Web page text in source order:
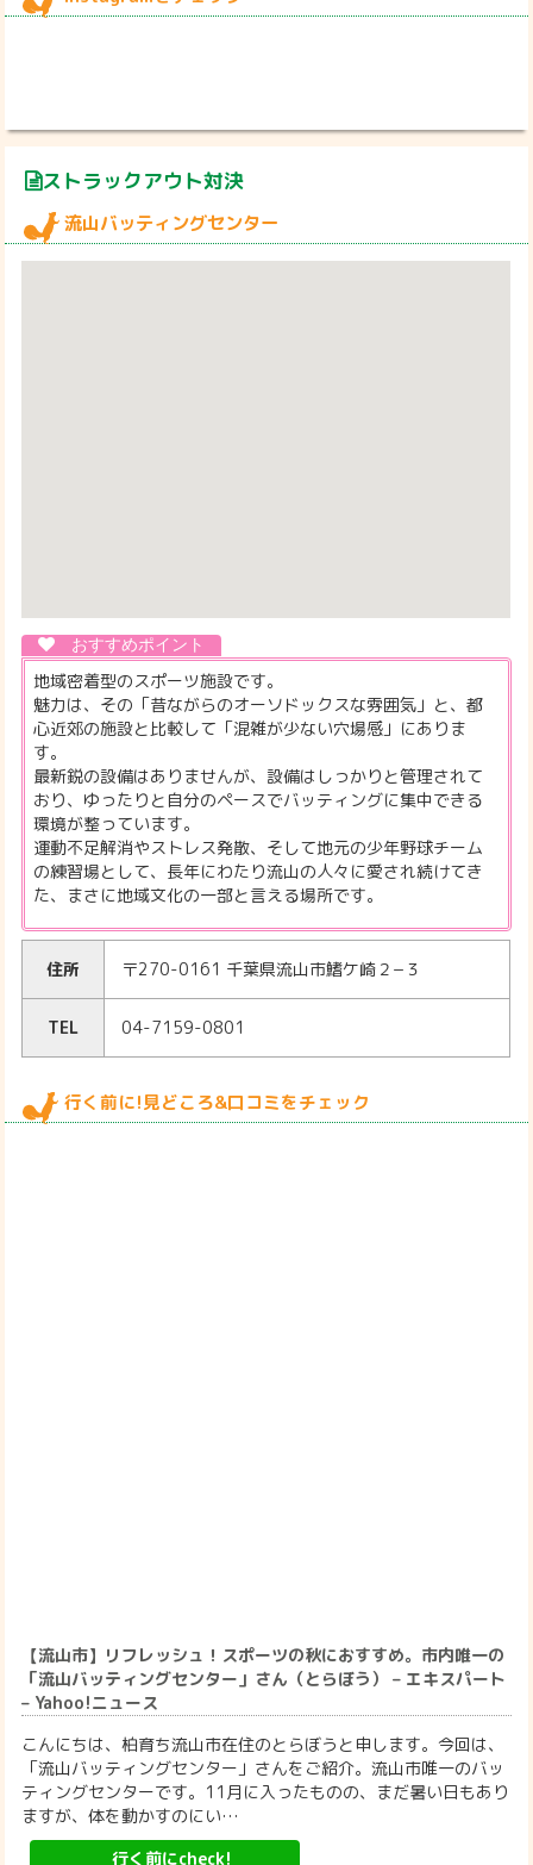
ストラックアウト対決
流山バッティングセンター
地域密着型のスポーツ施設です。
魅力は、その「昔ながらのオーソドックスな雰囲気」と、都
心近郊の施設と比較して「混雑が少ない穴場感」にありま
す。
最新鋭の設備はありませんが、設備はしっかりと管理されて
おり、ゆったりと自分のペースでバッティングに集中できる
環境が整っています。
運動不足解消やストレス発散、そして地元の少年野球チーム
の練習場として、長年にわたり流山の人々に愛され続けてき
た、まさに地域文化の一部と言える場所です。
住所 〒270-0161 千葉県流山市鰭ケ崎２−３
TEL 04-7159-0801
行く前に!見どころ&口コミをチェック
【流山市】リフレッシュ！スポーツの秋におすすめ。市内唯一の
「流山バッティングセンター」さん（とらぼう） – エキスパート
– Yahoo!ニュース
こんにちは、柏育ち流山市在住のとらぼうと申します。今回は、
「流山バッティングセンター」さんをご紹介。流山市唯一のバッ
ティングセンターです。11月に入ったものの、まだ暑い日もあり
ますが、体を動かすのにい…
行く前にcheck!